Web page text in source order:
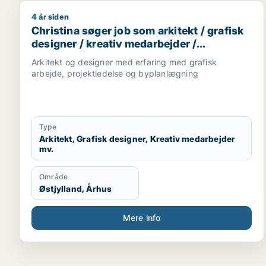
Christina søger job som arkitekt / grafisk
4 år siden
Christina søger job som arkitekt / grafisk
designer / kreativ medarbejder /
projektleder / teknisk designer
Arkitekt og designer med erfaring med grafisk
arbejde, projektledelse og byplanlægning
Type
Arkitekt, Grafisk designer, Kreativ medarbejder
mv.
Område
Østjylland, Århus
Mere info